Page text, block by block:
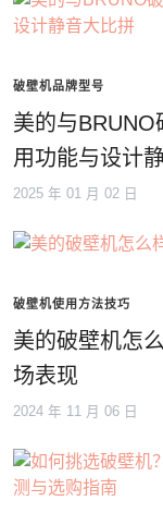
破壁机品牌型号
美的与
用功能与设计
2025 年 01 月 02 日
破壁机使用方法技巧
美的破壁机怎
场表现
2024 年 11 月 06 日